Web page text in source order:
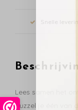
Snelle
Lees samen het
puzzel je één van